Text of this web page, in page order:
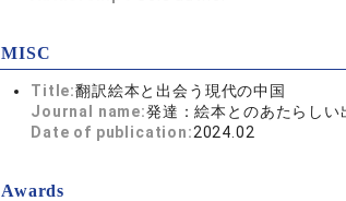
MISC
Title:翻訳絵本と出会う現代の中国
Journal name:発達：絵本とのあたらし
Date of publication:2024.02
Awards